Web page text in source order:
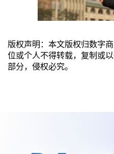
版权声明：本文版权归数字
位或个人不得转载，复制或
部分，侵权必究。